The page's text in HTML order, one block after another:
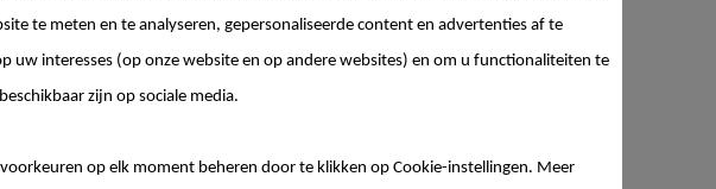
te meten en te analyseren, gepersonaliseerde content en advertenties af te
uw interesses (op onze website en op andere websites) en om u functionaliteiten te
zijn op sociale media.
op elk moment beheren door te klikken op Cookie-instellingen. Meer